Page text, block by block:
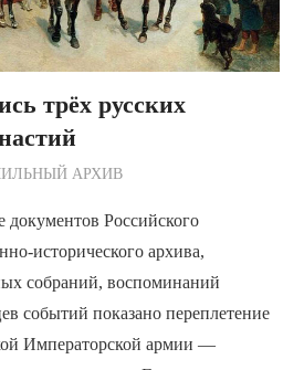
трёх русских
по Редакции
АРХИВ
Российского
исторического архива,
собраний, воспоминаний
событий показано переплетение
Императорской армии —